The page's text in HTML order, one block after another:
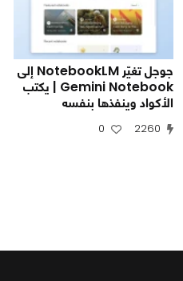
جوجل تغيّر NotebookLM إلى
Gemini Notebook | يكتب
الأكواد وينفذها بنفسه
2260
0